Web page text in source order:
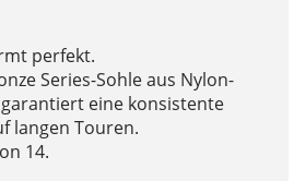
perfekt.
Series-Sohle aus Nylon-
eine konsistente
langen Touren.
14.